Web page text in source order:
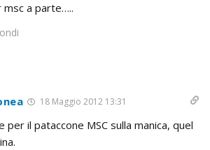
msc a parte…..
18 Maggio 2012 13:31
per il pataccone MSC sulla manica, quel